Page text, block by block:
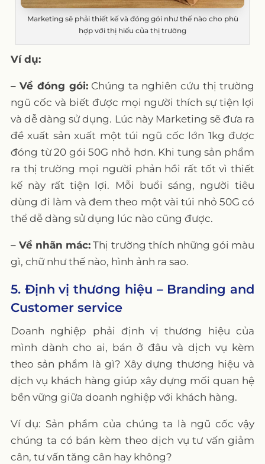
Marketing sẽ phải thiết kế và đóng gói như thế nào cho phù
hợp với thị hiếu của thị trường
Ví dụ:
– Về đóng gói:Chúng ta nghiên cứu thị trường
ngũ cốc và biết được mọi người thích sự tiện lợi
và dễ dàng sử dụng. Lúc này Marketing sẽ đưa ra
đề xuất sản xuất một túi ngũ cốc lớn 1kg được
đóng từ 20 gói 50G nhỏ hơn. Khi tung sản phẩm
ra thị trường mọi người phản hồi rất tốt vì thiết
kế này rất tiện lợi. Mỗi buổi sáng, người tiêu
dùng đi làm và đem theo một vài túi nhỏ 50G có
thể dễ dàng sử dụng lúc nào cũng được.
– Về nhãn mác: Thị trường thích những gói màu
gì, chữ như thế nào, hình ảnh ra sao.
5. Định vị thương hiệu – Branding and
Customer service
Doanh nghiệp phải định vị thương hiệu của
mình dành cho ai, bán ở đâu và dịch vụ kèm
theo sản phẩm là gì? Xây dựng thương hiệu và
dịch vụ khách hàng giúp xây dựng mối quan hệ
bền vững giữa doanh nghiệp với khách hàng.
Ví dụ: Sản phẩm của chúng ta là ngũ cốc vậy
chúng ta có bán kèm theo dịch vụ tư vấn giảm
cân, tư vấn tăng cân hay không?